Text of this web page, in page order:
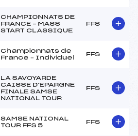
CHAMPIONNATS DE
FRANCE – MASS
START CLASSIQUE
FFS
Championnats de
France – Individuel
FFS
LA SAVOYARDE
CAISSE D'EPARGNE
FINALE SAMSE
NATIONAL TOUR
FFS
SAMSE NATIONAL
TOUR FFS 5
FFS